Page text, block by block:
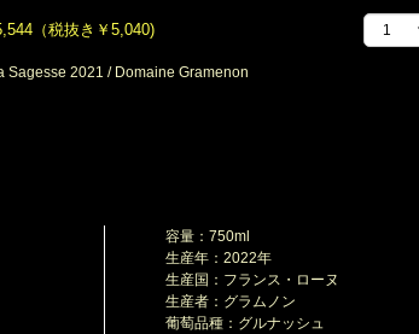
（税抜き￥5,040)
Sagesse 2021 / Domaine Gramenon
容量：750ml
生産年：2022年
生産国：フランス・ローヌ
生産者：グラムノン
葡萄品種：グルナッシュ